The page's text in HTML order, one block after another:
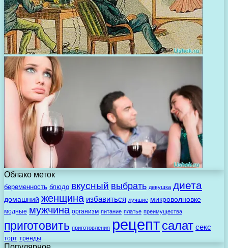
Облако меток
беременность блюдо вкусный выбрать девушка диета
домашний женщина избавиться лучшие микроволновке
модные мужчина организм питание платье преимущества
приготовить приготовления рецептсалат секс
торт тренды